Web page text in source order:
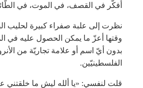
أفكّر في القصف، في الموت، في
نظرت إلى علبة صفراء كبيرة لحليب
وقتها أعزّ ما يمكن الحصول عليه في
بدون أيّ اسم أو علامة تجاريّة من
الفلسطينيّين.
قلت لنفسي: «يا ألله ليش ما خلقتني